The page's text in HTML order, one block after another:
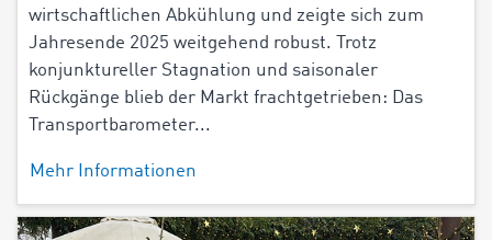
wirtschaftlichen Abkühlung und zeigte sich zum
Jahresende 2025 weitgehend robust. Trotz
konjunktureller Stagnation und saisonaler
Rückgänge blieb der Markt frachtgetrieben: Das
Transportbarometer...
Mehr Informationen